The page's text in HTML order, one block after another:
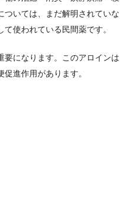
ついては、まだ解明されていな
使われている民間薬です。
要になります。このアロインは
進作用があります。